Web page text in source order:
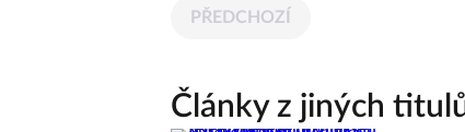
PŘEDCHOZÍ
Články z jiných